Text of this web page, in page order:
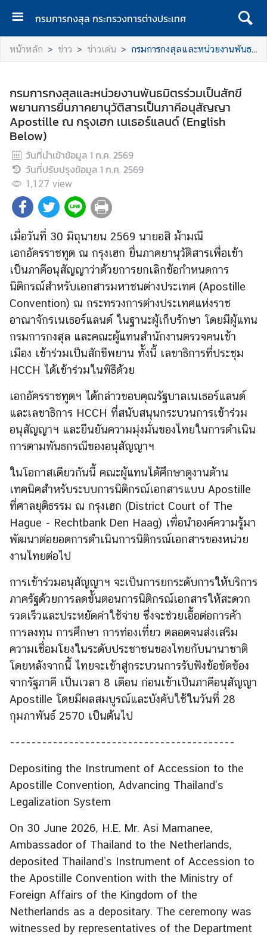
กรมการกงสุล กระทรวงการต่างประเทศ
ห
น้
ร
ก
ก
ร
ม
ก
า
ร
ง
สุ
ล
ข่
า
ว
บ
ก
า
ร
ป
ะ
ช
ช
น
อ
ง
เ
รี
ย
น
ส
อ
ท
|
ก
ญ
.
ถ
า
ม
-
ต
อ
บ
หน้าหลัก ข่าว ข่าวเด่น กรมการกงสุลและหน่วยงานพันธมิตรร่วมเป็นสักขีพยานการยื่นภาคยานุวัติสารเป็นภาคีอนุสัญญา Apostille ณ กรุงเฮก เนเธอร์แลนด์ (English Below)
กรมการกงสุลและหน่วยงานพันธมิตรร่วมเป็นสักขี
พยานการยื่นภาคยานุวัติสารเป็นภาคีอนุสัญญา
Apostille ณ กรุงเฮก เนเธอร์แลนด์ (English
Below)
วันที่นำเข้าข้อมูล 1 ก.ค. 2569
วันที่ปรับปรุงข้อมูล 1 ก.ค. 2569
1,127 view
เมื่อวันที่ 30 มิถุนายน 2569 นายอสิ ม้ามณี
เอกอัครราชทูต ณ กรุงเฮก ยื่นภาคยานุวัติสารเพื่อเข้า
เป็นภาคีอนุสัญญาว่าด้วยการยกเลิกข้อกำหนดการ
นิติกรณ์สำหรับเอกสารมหาชนต่างประเทศ (Apostille
Convention) ณ กระทรวงการต่างประเทศแห่งราช
อาณาจักรเนเธอร์แลนด์ ในฐานะผู้เก็บรักษา โดยมีผู้แทน
กรมการกงสุล และคณะผู้แทนสำนักงานตรวจคนเข้า
เมือง เข้าร่วมเป็นสักขีพยาน ทั้งนี้ เลขาธิการที่ประชุม
HCCH ได้เข้าร่วมในพิธีด้วย
เอกอัครราชทูตฯ ได้กล่าวขอบคุณรัฐบาลเนเธอร์แลนด์
และเลขาธิการ HCCH ที่สนับสนุนกระบวนการเข้าร่วม
อนุสัญญาฯ และยืนยันความมุ่งมั่นของไทยในการดำเนิน
การตามพันธกรณีของอนุสัญญาฯ
ในโอกาสเดียวกันนี้ คณะผู้แทนได้ศึกษาดูงานด้าน
เทคนิคสำหรับระบบการนิติกรณ์เอกสารแบบ Apostille
ที่ศาลยุติธรรม ณ กรุงเฮก (District Court of The
Hague - Rechtbank Den Haag) เพื่อนำองค์ความรู้มา
พัฒนาต่อยอดการดำเนินการนิติกรณ์เอกสารของหน่วย
งานไทยต่อไป
การเข้าร่วมอนุสัญญาฯ จะเป็นการยกระดับการให้บริการ
ภาครัฐด้วยการลดขั้นตอนการนิติกรณ์เอกสารให้สะดวก
รวดเร็วและประหยัดค่าใช้จ่าย ซึ่งจะช่วยเอื้อต่อการค้า
การลงทุน การศึกษา การท่องเที่ยว ตลอดจนส่งเสริม
ความเชื่อมโยงในระดับประชาชนของไทยกับนานาชาติ
โดยหลังจากนี้ ไทยจะเข้าสู่กระบวนการรับฟังข้อขัดข้อง
จากรัฐภาคี เป็นเวลา 8 เดือน ก่อนเข้าเป็นภาคีอนุสัญญา
Apostille โดยมีผลสมบูรณ์และบังคับใช้ในวันที่ 28
กุมภาพันธ์ 2570 เป็นต้นไป
------------------------------------------
Depositing the Instrument of Accession to the
Apostille Convention, Advancing Thailand’s
Legalization System
On 30 June 2026, H.E. Mr. Asi Mamanee,
Ambassador of Thailand to the Netherlands,
deposited Thailand’s Instrument of Accession to
the Apostille Convention with the Ministry of
Foreign Affairs of the Kingdom of the
Netherlands as a depositary. The ceremony was
witnessed by representatives of the Department